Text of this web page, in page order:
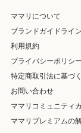
ママリについて
ブランドガイドライン
利用規約
プライバシーポリシー
特定商取引法に基づ
お問い合わせ
ママリコミュニティ
ママリプレミアムの